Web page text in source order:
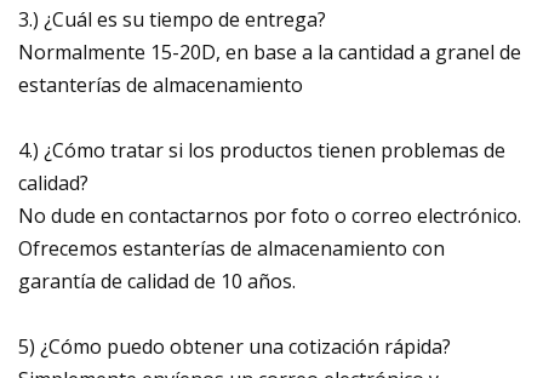
3.) ¿Cuál es su tiempo de entrega?
Normalmente 15-20D, en base a la cantidad a granel de
estanterías de almacenamiento
4.) ¿Cómo tratar si los productos tienen problemas de
calidad?
No dude en contactarnos por foto o correo electrónico.
Ofrecemos estanterías de almacenamiento con
garantía de calidad de 10 años.
5) ¿Cómo puedo obtener una cotización rápida?